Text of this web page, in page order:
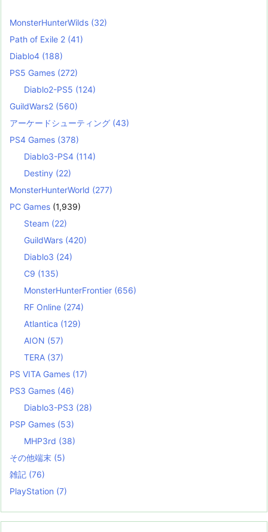
MonsterHunterWilds (32)
Path of Exile 2 (41)
Diablo4 (188)
PS5 Games (272)
Diablo2-PS5 (124)
GuildWars2 (560)
アーケードシューティング (43)
PS4 Games (378)
Diablo3-PS4 (114)
Destiny (22)
MonsterHunterWorld (277)
PC Games (1,939)
Steam (22)
GuildWars (420)
Diablo3 (24)
C9 (135)
MonsterHunterFrontier (656)
RF Online (274)
Atlantica (129)
AION (57)
TERA (37)
PS VITA Games (17)
PS3 Games (46)
Diablo3-PS3 (28)
PSP Games (53)
MHP3rd (38)
その他端末 (5)
雑記 (76)
PlayStation (7)